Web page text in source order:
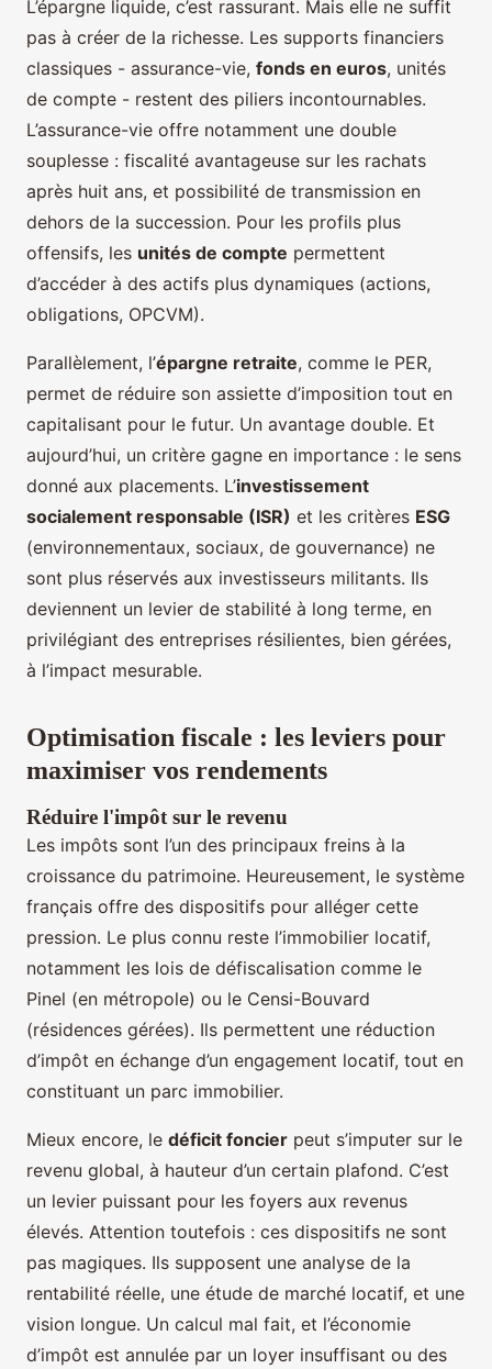
L’épargne liquide, c’est rassurant. Mais elle ne suffit
pas à créer de la richesse. Les supports financiers
classiques - assurance-vie, fonds en euros, unités
de compte - restent des piliers incontournables.
L’assurance-vie offre notamment une double
souplesse : fiscalité avantageuse sur les rachats
après huit ans, et possibilité de transmission en
dehors de la succession. Pour les profils plus
offensifs, les unités de compte permettent
d’accéder à des actifs plus dynamiques (actions,
obligations, OPCVM).
Parallèlement, l’épargne retraite, comme le PER,
permet de réduire son assiette d’imposition tout en
capitalisant pour le futur. Un avantage double. Et
aujourd’hui, un critère gagne en importance : le sens
donné aux placements. L’investissement
socialement responsable (ISR) et les critères ESG
(environnementaux, sociaux, de gouvernance) ne
sont plus réservés aux investisseurs militants. Ils
deviennent un levier de stabilité à long terme, en
privilégiant des entreprises résilientes, bien gérées,
à l’impact mesurable.
Optimisation fiscale : les leviers pour
maximiser vos rendements
Réduire l'impôt sur le revenu
Les impôts sont l’un des principaux freins à la
croissance du patrimoine. Heureusement, le système
français offre des dispositifs pour alléger cette
pression. Le plus connu reste l’immobilier locatif,
notamment les lois de défiscalisation comme le
Pinel (en métropole) ou le Censi-Bouvard
(résidences gérées). Ils permettent une réduction
d’impôt en échange d’un engagement locatif, tout en
constituant un parc immobilier.
Mieux encore, le déficit foncier peut s’imputer sur le
revenu global, à hauteur d’un certain plafond. C’est
un levier puissant pour les foyers aux revenus
élevés. Attention toutefois : ces dispositifs ne sont
pas magiques. Ils supposent une analyse de la
rentabilité réelle, une étude de marché locatif, et une
vision longue. Un calcul mal fait, et l’économie
d’impôt est annulée par un loyer insuffisant ou des